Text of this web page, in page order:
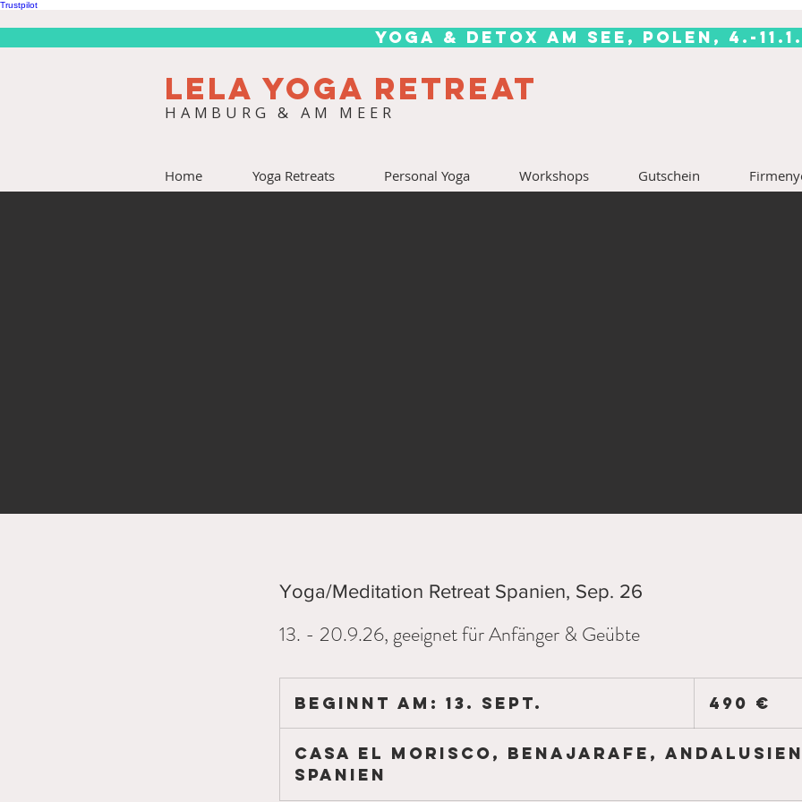
Trustpilot
Yoga & Detox am See, Polen, 4.-
LELA YOGA RETREAT
HAMBURG & AM MEER
Home Yoga Retreats Personal Yoga Workshops Gutschein
Yoga/Meditation Retreat Spanien, Sep. 26
13. - 20.9.26, geeignet für Anfänger & Geübte
Beginnt am: 13. Sept.
e
g
490 €
Casa el Morisco, Benajarafe,
Spanien